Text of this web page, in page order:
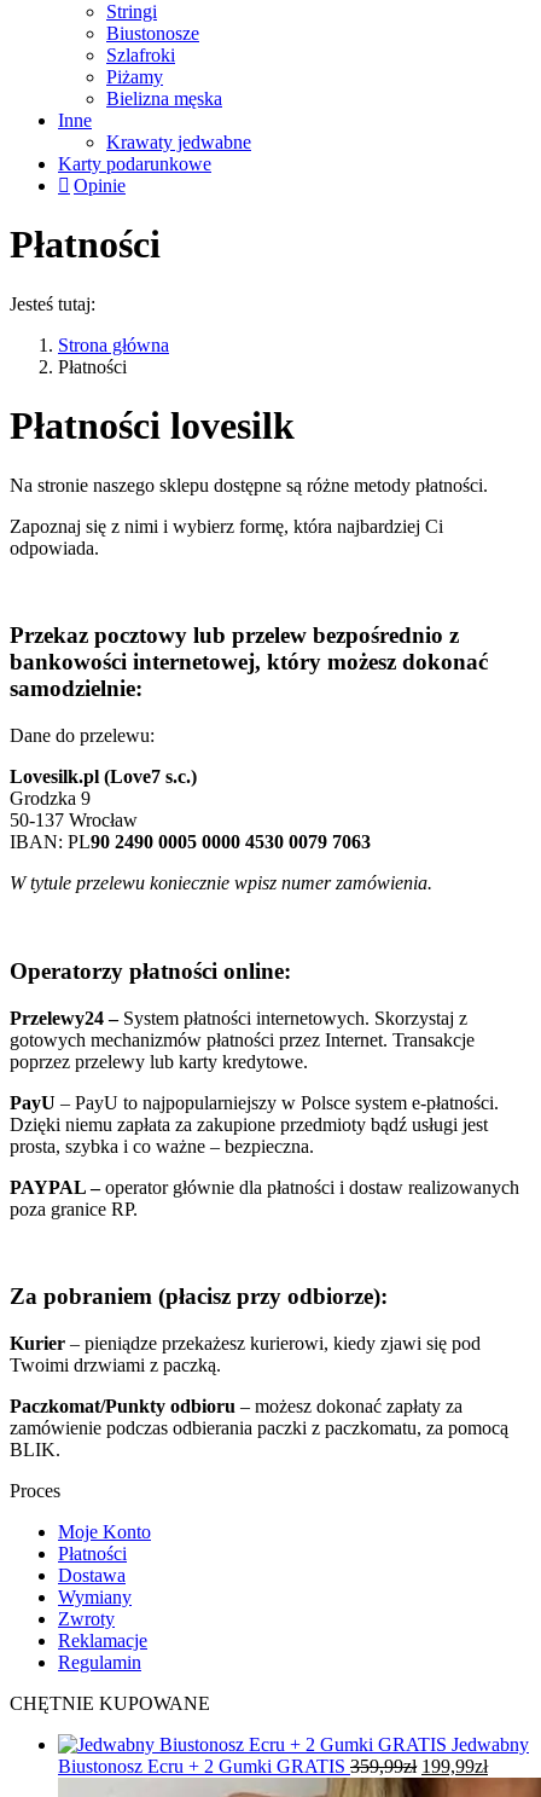
Stringi
Biustonosze
Szlafroki
Piżamy
Bielizna męska
Inne
Krawaty jedwabne
Karty podarunkowe
Opinie
Płatności
Jesteś tutaj:
Strona główna
Płatności
Płatności lovesilk
Na stronie naszego sklepu dostępne są różne metody płatności.
Zapoznaj się z nimi i wybierz formę, która najbardziej Ci
odpowiada.
Przekaz pocztowy lub przelew bezpośrednio z
bankowości internetowej, który możesz dokonać
samodzielnie:
Dane do przelewu:
Lovesilk.pl (Love7 s.c.)
Grodzka 9
50-137 Wrocław
IBAN: PL90 2490 0005 0000 4530 0079 7063
W tytule przelewu koniecznie wpisz numer zamówienia.
Operatorzy płatności online:
Przelewy24 – System płatności internetowych. Skorzystaj z
gotowych mechanizmów płatności przez Internet. Transakcje
poprzez przelewy lub karty kredytowe.
PayU – PayU to najpopularniejszy w Polsce system e-płatności.
Dzięki niemu zapłata za zakupione przedmioty bądź usługi jest
prosta, szybka i co ważne – bezpieczna.
PAYPAL –operator głównie dla płatności i dostaw realizowanych
poza granice RP.
Za pobraniem (płacisz przy odbiorze):
Kurier – pieniądze przekażesz kurierowi, kiedy zjawi się pod
Twoimi drzwiami z paczką.
Paczkomat/Punkty odbioru – możesz dokonać zapłaty za
zamówienie podczas odbierania paczki z paczkomatu, za pomocą
BLIK.
Proces
Moje Konto
Płatności
Dostawa
Wymiany
Zwroty
Reklamacje
Regulamin
CHĘTNIE KUPOWANE
Jedwabny
Biustonosz Ecru + 2 Gumki GRATIS 359,99zł Pierwotna
199,99zł